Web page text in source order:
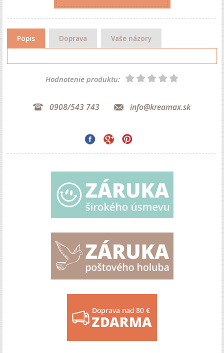
Popis Doprava Vaše názory
Hodnotenie produktu:
0908/543 743 info@kreamax.sk